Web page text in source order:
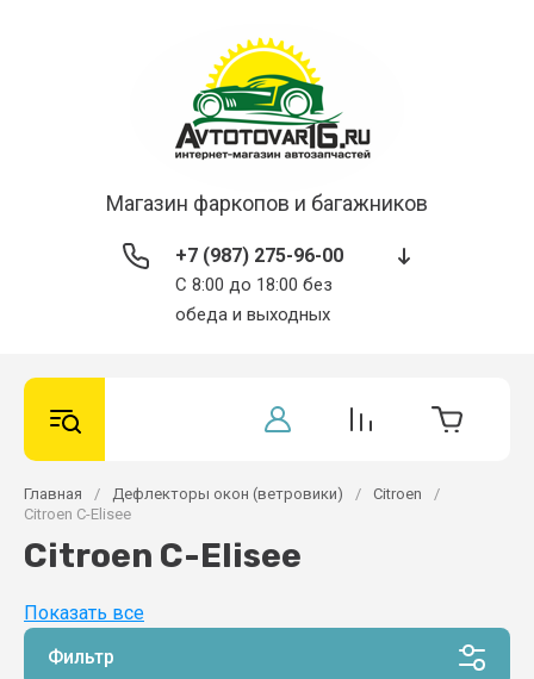
Магазин фаркопов и багажников
+7 (987) 275-96-00
С 8:00 до 18:00 без
обеда и выходных
Главная / Дефлекторы окон (ветровики) / Citroen
/
Citroen C-Elisee
Citroen C-Elisee
Показать все
Фильтр